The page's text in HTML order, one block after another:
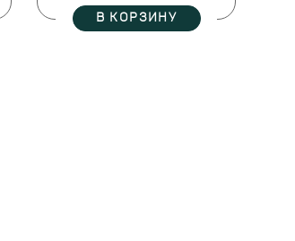
В КОРЗИНУ